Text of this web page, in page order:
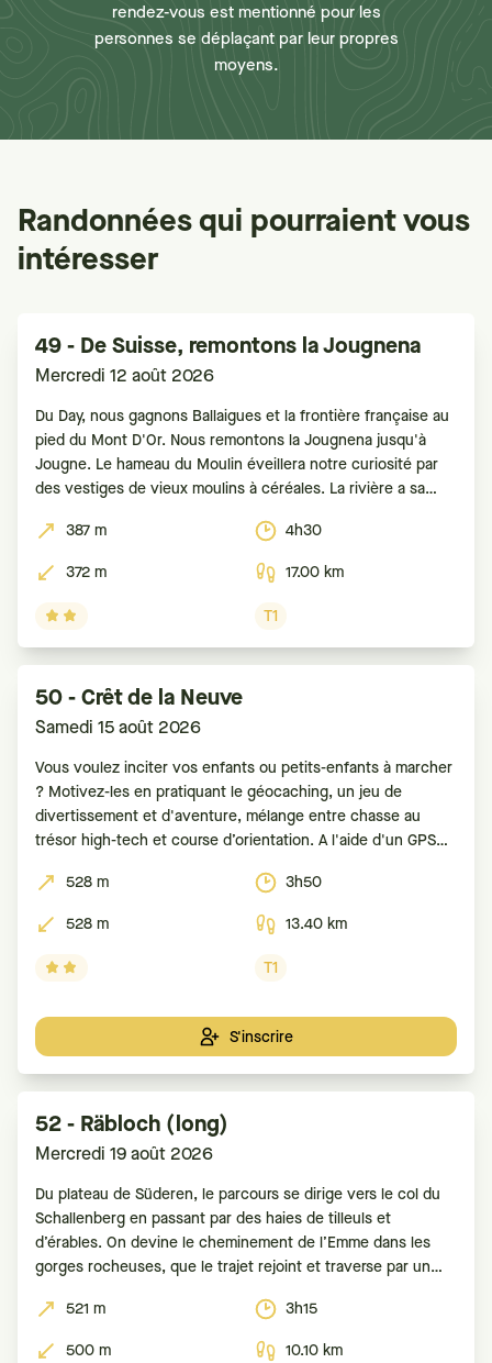
rendez-vous est mentionné pour les
personnes se déplaçant par leur propres
moyens.
Randonnées qui pourraient vous
intéresser
49 - De Suisse, remontons la Jougnena
Mercredi 12 août 2026
Du Day, nous gagnons Ballaigues et la frontière française au
pied du Mont D'Or. Nous remontons la Jougnena jusqu'à
Jougne. Le hameau du Moulin éveillera notre curiosité par
des vestiges de vieux moulins à céréales. La rivière a sa
387 m
4h30
372 m
17.00 km
T1
50 - Crêt de la Neuve
Samedi 15 août 2026
Vous voulez inciter vos enfants ou petits-enfants à marcher
? Motivez-les en pratiquant le géocaching, un jeu de
divertissement et d'aventure, mélange entre chasse au
trésor high-tech et course d’orientation. A l'aide d'un GPS
(appelées caches ou géocaches) dissimulées. Pour
528 m
3h50
528 m
13.40 km
T1
S'inscrire
52 - Räbloch (long)
Mercredi 19 août 2026
Du plateau de Süderen, le parcours se dirige vers le col du
Schallenberg en passant par des haies de tilleuls et
d’érables. On devine le cheminement de l’Emme dans les
gorges rocheuses, que le trajet rejoint et traverse par un
sentier remonte
521 m
3h15
500 m
10.10 km